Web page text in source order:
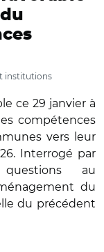
institutions
ce 29 janvier à
compétences
vers leur
Interrogé par
au
du
du précédent